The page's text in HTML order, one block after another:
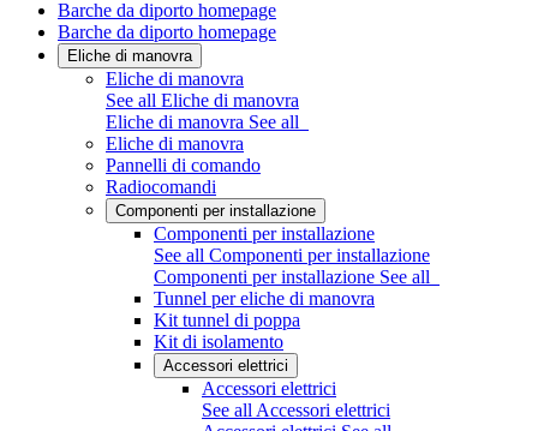
Barche da diporto homepage
Barche da diporto homepage
Eliche di manovra
Eliche di manovra
See all Eliche di manovra
Eliche di manovra See all
Eliche di manovra
Pannelli di comando
Radiocomandi
Componenti per installazione
Componenti per installazione
See all Componenti per installazione
Componenti per installazione See all
Tunnel per eliche di manovra
Kit tunnel di poppa
Kit di isolamento
Accessori elettrici
Accessori elettrici
See all Accessori elettrici